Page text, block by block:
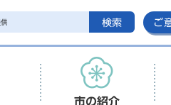
検索 ご
市の紹介